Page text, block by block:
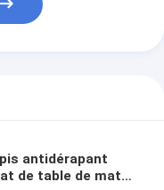
antidérapant
de table de mat